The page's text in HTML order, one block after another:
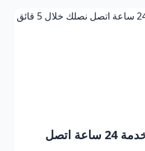
بنشر متنقل دبي | خدمة 24 ساعة اتصل